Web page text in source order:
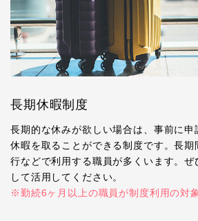
長期休暇制度
長期的な休みが欲しい場合は、事前に
休暇を取ることができる制度です。長
行などで利用する職員が多くいます。ぜ
して活用してください。
※勤続6ヶ月以上の職員が制度利用の対象